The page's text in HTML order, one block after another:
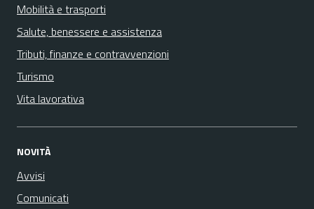
Mobilità e trasporti
Salute, benessere e assistenza
Tributi, finanze e contravvenzioni
Turismo
Vita lavorativa
NOVITÀ
Avvisi
Comunicati